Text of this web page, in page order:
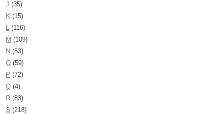
J (35)
K (15)
L (116)
M (109)
N (83)
O (59)
P (72)
Q (4)
R (83)
S (218)